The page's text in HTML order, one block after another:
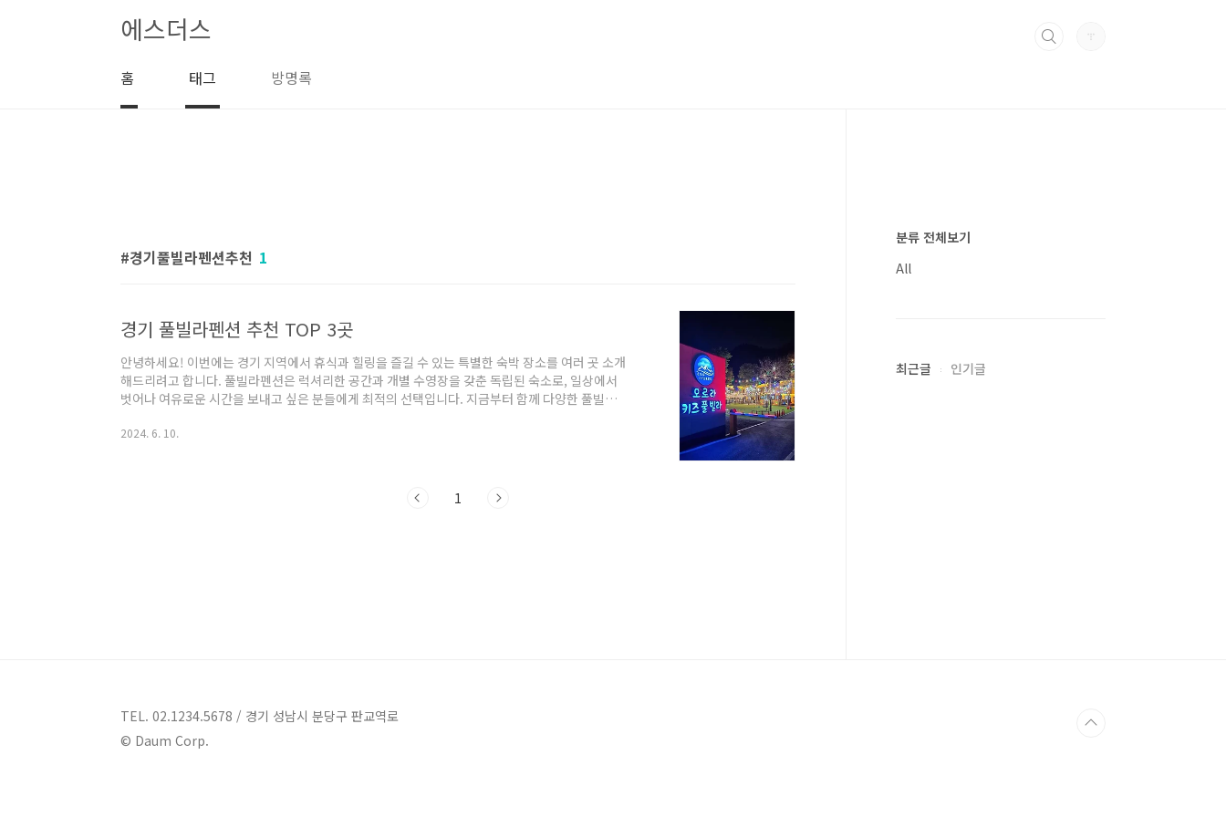
에스더스
홈 태그 방명록
경기풀빌라펜션추천 1
경기 풀빌라펜션 추천 TOP 3곳
안녕하세요! 이번에는 경기 지역에서 휴식과 힐링을 즐길 수 있는 특별한 숙박 장소를 여러 곳 소개
해드리려고 합니다. 풀빌라펜션은 럭셔리한 공간과 개별 수영장을 갖춘 독립된 숙소로, 일상에서
벗어나 여유로운 시간을 보내고 싶은 분들에게 최적의 선택입니다. 지금부터 함께 다양한 풀빌라
가평군 상면 임초밤안골로 306펜션 경기 풀빌라펜션 소개경기 가평군에 위치한 오로라키즈풀빌
2024. 6. 10.
1
분류 전체보기
All
최근글 인기글
TEL. 02.1234.5678 / 경기 성남시 분당구 판교역로
© Daum Corp.